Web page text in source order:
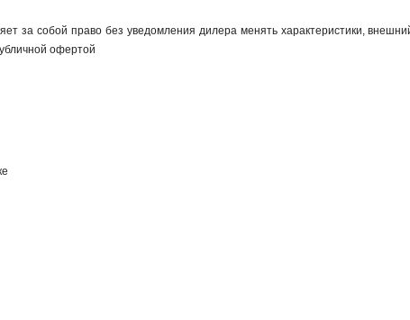
за собой право без уведомления дилера менять характеристики,
офертой